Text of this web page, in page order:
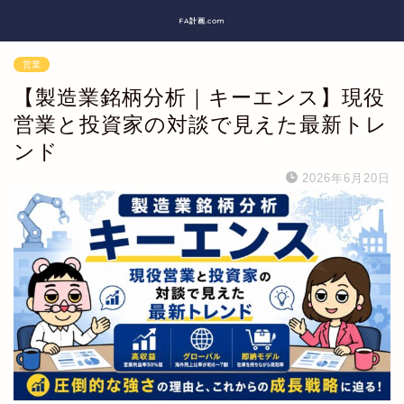
FA計画.com
営業
【製造業銘柄分析｜キーエンス】現役
営業と投資家の対談で見えた最新トレ
ンド
2026年6月20日